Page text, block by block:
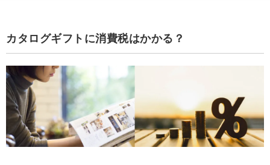
福利厚生で従業員に人気！旅行・体験カタログギフト3選
（GREEN）
・カタログギフト JTB選べるギフトたびもの撰華 梓
（あずさ）
・選べる体験ギフト 食に寛ぐひととき
厳選した食材や郷土料理を贈れるカタログギフト4選
カタログギフトに消費税はかかる？